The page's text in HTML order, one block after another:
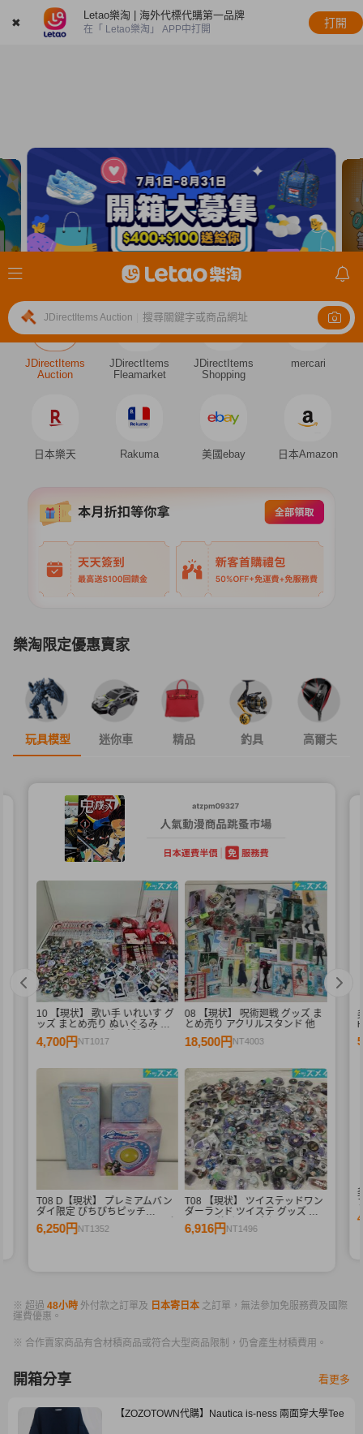
✖
Letao樂淘 | 海外代標代購第一品牌
在「 Letao樂淘」 APP中打開
打開
JDirectItems Auction 搜尋關鍵字或商品網址
JDirectItems
Auction
JDirectItems
Fleamarket
JDirectItems
Shopping
mercari
日本樂天 Rakuma 美國ebay 日本Amazon
樂淘限定優惠賣家
玩具模型 迷你車 精品 釣具 高爾夫
10 【現状】 歌い手 いれいす グ
ッズ まとめ売り ぬいぐるみ バ
ッジ・キーホルダー 紙類 他
4,700円 NT1017
08 【現状】 呪術廻戦 グッズ ま
とめ売り アクリルスタンド 他
18,500円 NT4003
T08 D【現状】 プレミアムバン
ダイ限定 ぴちぴちピッチ
Special Memorize e-pitchマイク
アクアピッチ ,ラブandベリー マ
6,250円 NT1352
T08 【現状】 ツイステッドワン
ダーランド ツイステ グッズ 缶
バッジ 他 まとめ売り トレイ ア
ズール マレウス 他
6,916円 NT1496
※ 超過 48小時 外付款之訂單及 日本寄日本 之訂單，無法參加免服務費及國際
運費優惠。
※ 合作賣家商品有含材積商品或符合大型商品限制，仍會產生材積費用。
開箱分享 看更多
【ZOZOTOWN代購】Nautica is-ness 兩面穿大學Tee